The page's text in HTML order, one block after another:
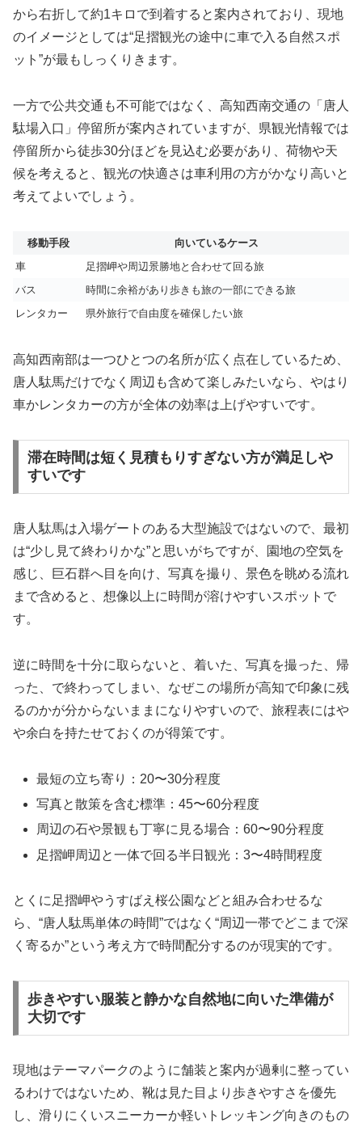
から右折して約1キロで到着すると案内されており、現地
のイメージとしては“足摺観光の途中に車で入る自然スポ
ット”が最もしっくりきます。
一方で公共交通も不可能ではなく、高知西南交通の「唐人
駄場入口」停留所が案内されていますが、県観光情報では
停留所から徒歩30分ほどを見込む必要があり、荷物や天
候を考えると、観光の快適さは車利用の方がかなり高いと
考えてよいでしょう。
移動手段
向いているケース
車
足摺岬や周辺景勝地と合わせて回る旅
バス
時間に余裕があり歩きも旅の一部にできる旅
レンタカー
県外旅行で自由度を確保したい旅
高知西南部は一つひとつの名所が広く点在しているため、
唐人駄馬だけでなく周辺も含めて楽しみたいなら、やはり
車かレンタカーの方が全体の効率は上げやすいです。
滞在時間は短く見積もりすぎない方が満足しや
すいです
唐人駄馬は入場ゲートのある大型施設ではないので、最初
は“少し見て終わりかな”と思いがちですが、園地の空気を
感じ、巨石群へ目を向け、写真を撮り、景色を眺める流れ
まで含めると、想像以上に時間が溶けやすいスポットで
す。
逆に時間を十分に取らないと、着いた、写真を撮った、帰
った、で終わってしまい、なぜこの場所が高知で印象に残
るのかが分からないままになりやすいので、旅程表にはや
や余白を持たせておくのが得策です。
最短の立ち寄り：20〜30分程度
写真と散策を含む標準：45〜60分程度
周辺の石や景観も丁寧に見る場合：60〜90分程度
足摺岬周辺と一体で回る半日観光：3〜4時間程度
とくに足摺岬やうすばえ桜公園などと組み合わせるな
ら、“唐人駄馬単体の時間”ではなく“周辺一帯でどこまで深
く寄るか”という考え方で時間配分するのが現実的です。
歩きやすい服装と静かな自然地に向いた準備が
大切です
現地はテーマパークのように舗装と案内が過剰に整ってい
るわけではないため、靴は見た目より歩きやすさを優先
し、滑りにくいスニーカーか軽いトレッキング向きのもの